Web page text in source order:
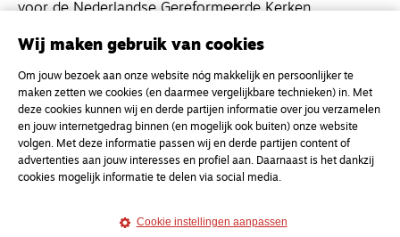
voor de Nederlandse Gereformeerde Kerken.
Magazine
Onderweg
Kvk-nummer 33277063
NL46 INGB 0117 5827 86
info@onderwegonline.nl
Wij maken gebruik van cookies
Om jouw bezoek aan onze website nóg makkelijk en persoonlijker te
maken zetten we cookies (en daarmee vergelijkbare technieken) in. Met
deze cookies kunnen wij en derde partijen informatie over jou verzamelen
en jouw internetgedrag binnen (en mogelijk ook buiten) onze website
volgen. Met deze informatie passen wij en derde partijen content of
advertenties aan jouw interesses en profiel aan. Daarnaast is het dankzij
cookies mogelijk informatie te delen via social media.
Cookie instellingen aanpassen